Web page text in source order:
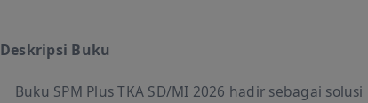
Deskripsi Buku
Buku SPM Plus TKA SD/MI 2026 hadir sebagai